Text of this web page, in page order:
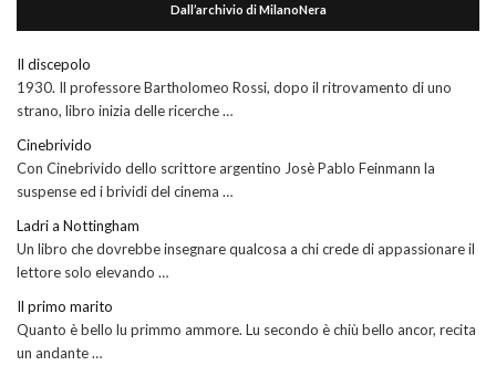
Dall’archivio di MilanoNera
Il discepolo
1930. Il professore Bartholomeo Rossi, dopo il ritrovamento di uno
strano, libro inizia delle ricerche …
Cinebrivido
Con Cinebrivido dello scrittore argentino Josè Pablo Feinmann la
suspense ed i brividi del cinema …
Ladri a Nottingham
Un libro che dovrebbe insegnare qualcosa a chi crede di appassionare il
lettore solo elevando …
Il primo marito
Quanto è bello lu primmo ammore. Lu secondo è chiù bello ancor, recita
un andante …